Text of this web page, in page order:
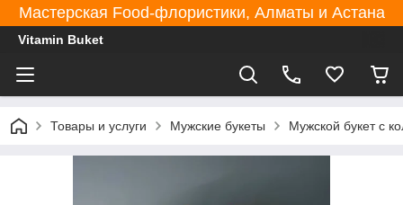
Мастерская Food-флористики, Алматы и Астана
Vitamin Buket
Товары и услуги Мужские букеты Мужской букет с